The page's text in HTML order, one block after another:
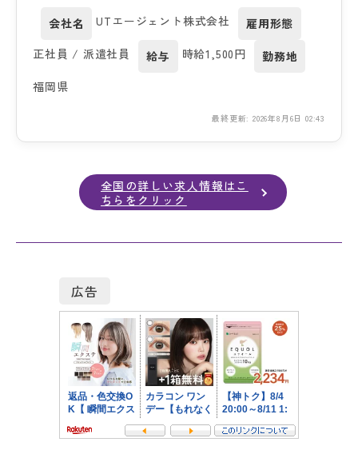
会社名 UTエージェント株式会社
雇用形態
正社員 / 派遣社員
給与 時給1,500円
勤務地
福岡県
最終更新: 2026年8月6日 02:43
全国の詳しい求人情報はこ
ちらをクリック
広告